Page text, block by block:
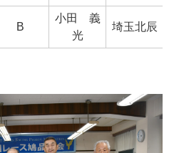
B
小田 義
光
埼玉北辰